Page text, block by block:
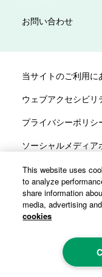
お問い合わせ
当サイトのご利用に
ウェブアクセシビリ
プライバシーポリシ
ソーシャルメディア
サイトマップ
カスタマーハラス
This website uses
to analyze
share information
media, advertising
cookies